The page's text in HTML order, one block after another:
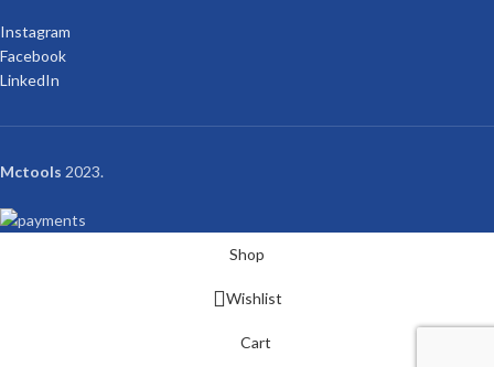
Instagram
Facebook
LinkedIn
Mctools 2023.
Shop
Wishlist
Cart